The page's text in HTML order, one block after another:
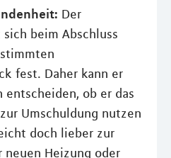
Der
beim Abschluss
fest. Daher kann er
entscheiden, ob er das
Umschuldung nutzen
doch lieber zur
neuen Heizung oder